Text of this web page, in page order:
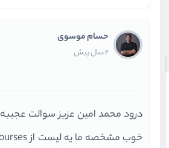
حسام موسوی
2 سال پیش
درود محمد امین عزیز سوالت عجیبه